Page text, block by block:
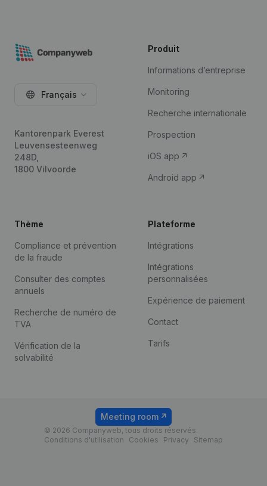
Français
Kantorenpark Everest
Leuvensesteenweg
248D,
1800 Vilvoorde
Produit
Informations d’entreprise
Monitoring
Recherche internationale
Prospection
iOS app
Android app
Thème
Compliance et prévention
de la fraude
Consulter des comptes
annuels
Recherche de numéro de
TVA
Vérification de la
solvabilité
Plateforme
Intégrations
Intégrations
personnalisées
Expérience de paiement
Contact
Tarifs
© 2026 Companyweb, tous droits réservés.
Conditions d'utilisation
Cookies Privacy Sitemap
Meeting room